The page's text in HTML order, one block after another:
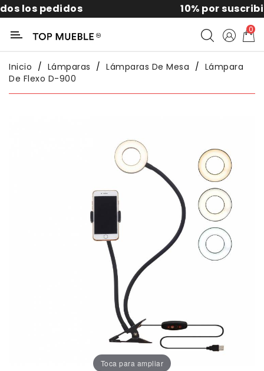
pedidos 10% por suscribirte
Categoría
0
Inicio Lámparas Lámparas De Mesa
Lámpara
De Flexo D-900
Toca para ampliar